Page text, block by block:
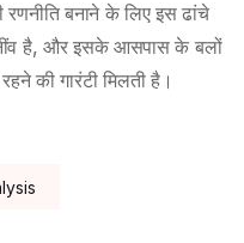
रणनीति बनाने के लिए इस ढांचे
है, और इसके आसपास के बलों
की गारंटी मिलती है।